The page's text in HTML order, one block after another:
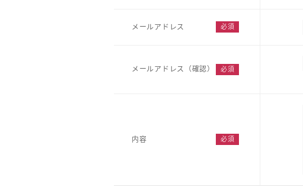
メールアドレス
メールアドレス（確認）
内容